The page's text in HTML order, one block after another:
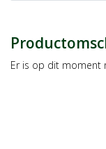
Er is op dit moment